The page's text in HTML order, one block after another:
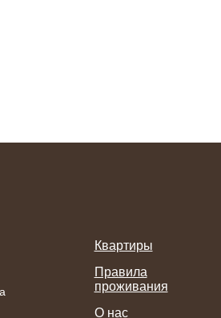
Квартиры
Правила
проживания
О нас